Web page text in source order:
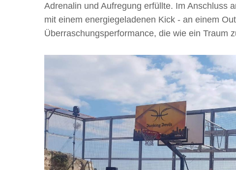
Adrenalin und Aufregung erfüllte. Im Anschluss
mit einem energiegeladenen Kick - an einem
Überraschungsperformance, die wie ein Traum